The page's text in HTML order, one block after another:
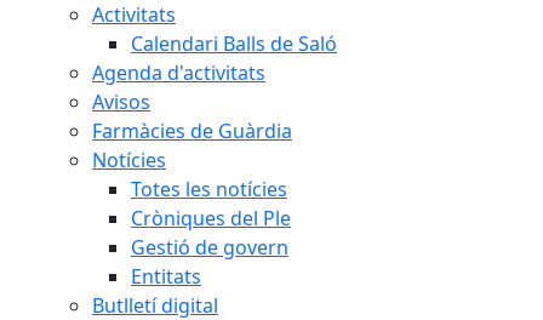
Activitats
Calendari Balls de Saló
Agenda d'activitats
Avisos
Farmàcies de Guàrdia
Notícies
Totes les notícies
Cròniques del Ple
Gestió de govern
Entitats
Butlletí digital